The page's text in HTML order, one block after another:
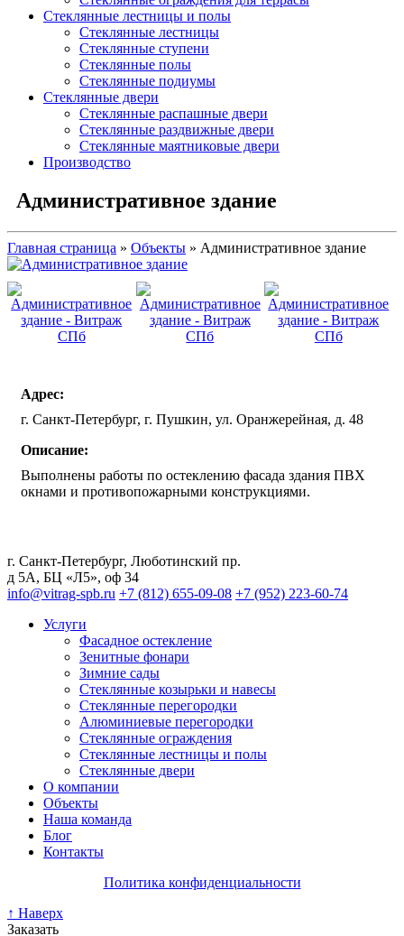
Стеклянные лестницы и полы
Стеклянные лестницы
Стеклянные ступени
Стеклянные полы
Стеклянные подиумы
Стеклянные двери
Стеклянные распашные двери
Стеклянные раздвижные двери
Стеклянные маятниковые двери
Производство
Административное здание
Главная страница » Объекты » Административное здание
Адрес:
г. Санкт-Петербург, г. Пушкин, ул. Оранжерейная, д. 48
Описание:
Выполнены работы по остеклению фасада здания ПВХ
окнами и противопожарными конструкциями.
г. Санкт-Петербург, Люботинский пр.
д 5А, БЦ «Л5», оф 34
info@vitrag-spb.ru +7 (812) 655-09-08 +7 (952) 223-60-74
Услуги
Фасадное остекление
Зенитные фонари
Зимние сады
Стеклянные козырьки и навесы
Стеклянные перегородки
Алюминиевые перегородки
Стеклянные ограждения
Стеклянные лестницы и полы
Стеклянные двери
О компании
Объекты
Наша команда
Блог
Контакты
Политика конфиденциальности
↑ Наверх
Заказать